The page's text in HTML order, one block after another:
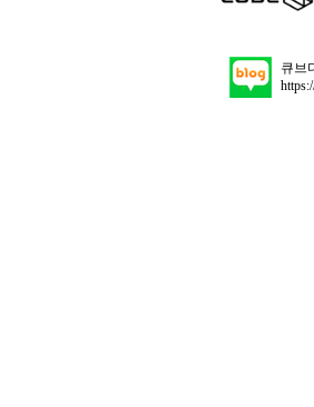
큐브